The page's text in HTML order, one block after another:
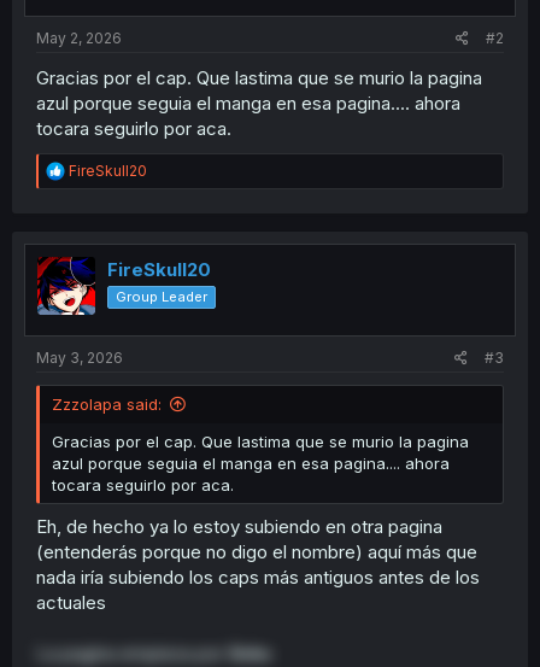
May 2, 2026 #2
Gracias por el cap. Que lastima que se murio la pagina
azul porque seguia el manga en esa pagina.... ahora
tocara seguirlo por aca.
R
e
t
i
o
n
FireSkull20
FireSkull20
Group Leader
May 3, 2026 #3
Zzzolapa said:
Gracias por el cap. Que lastima que se murio la pagina
azul porque seguia el manga en esa pagina.... ahora
tocara seguirlo por aca.
Eh, de hecho ya lo estoy subiendo en otra pagina
(entenderás porque no digo el nombre) aquí más que
nada iría subiendo los caps más antiguos antes de los
actuales
La pagina empieza por Boku